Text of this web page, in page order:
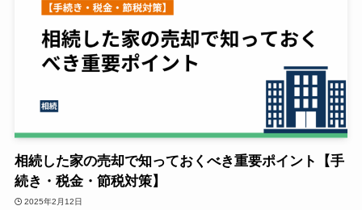
相続した家の売却で知っておくべき重要ポイント【手
続き・税金・節税対策】
2025年2月12日